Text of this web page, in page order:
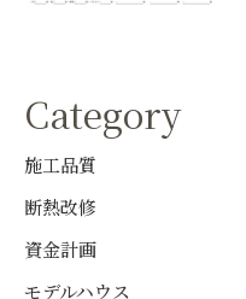
Category
施工品質
断熱改修
資金計画
モデルハウス